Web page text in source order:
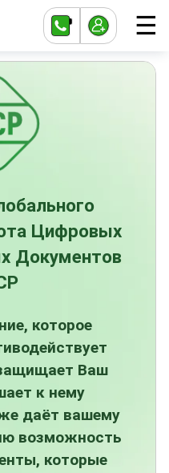
☰
Цифровых
Документов
которое
Ваш
к нему
даёт вашему
возможность
которые